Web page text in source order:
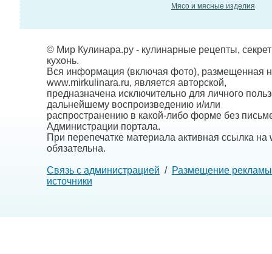
Мясо и мясные изделия
© Мир Кулинара.ру - кулинарные рецепты,
кухонь.
Вся информация (включая фото), размещенная
www.mirkulinara.ru, является авторской,
предназначена исключительно для личного
дальнейшему воспроизведению и/или
распространению в какой-либо форме без
Администрации портала.
При перепечатке материала активная ссылка на
обязательна.
Связь с администрацией / Размещение рекламы
источники